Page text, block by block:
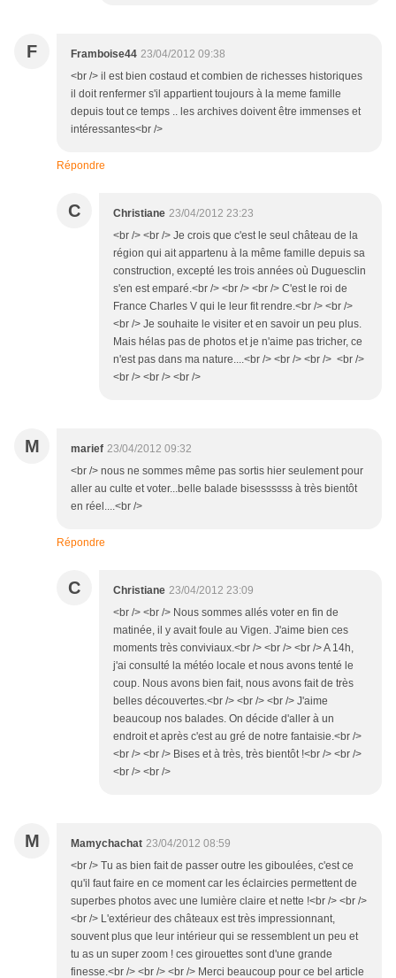
F Framboise44 23/04/2012 09:38
<br /> il est bien costaud et combien de richesses historiques
il doit renfermer s'il appartient toujours à la meme famille
depuis tout ce temps .. les archives doivent être immenses et
intéressantes<br />
Répondre
C Christiane 23/04/2012 23:23
<br /> <br /> Je crois que c'est le seul château de la
région qui ait appartenu à la même famille depuis sa
construction, excepté les trois années où Duguesclin
s'en est emparé.<br /> <br /> <br /> C'est le roi de
France Charles V qui le leur fit rendre.<br /> <br />
<br /> Je souhaite le visiter et en savoir un peu plus.
Mais hélas pas de photos et je n'aime pas tricher, ce
n'est pas dans ma nature....<br /> <br /> <br /> <br />
<br /> <br /> <br />
M marief 23/04/2012 09:32
<br /> nous ne sommes même pas sortis hier seulement pour
aller au culte et voter...belle balade bisessssss à très bientôt
en réel....<br />
Répondre
C Christiane 23/04/2012 23:09
<br /> <br /> Nous sommes allés voter en fin de
matinée, il y avait foule au Vigen. J'aime bien ces
moments très conviviaux.<br /> <br /> <br /> A 14h,
j'ai consulté la météo locale et nous avons tenté le
coup. Nous avons bien fait, nous avons fait de très
belles découvertes.<br /> <br /> <br /> J'aime
beaucoup nos balades. On décide d'aller à un
endroit et après c'est au gré de notre fantaisie.<br />
<br /> <br /> Bises et à très, très bientôt !<br /> <br />
<br /> <br />
M Mamychachat 23/04/2012 08:59
<br /> Tu as bien fait de passer outre les giboulées, c'est ce
qu'il faut faire en ce moment car les éclaircies permettent de
superbes photos avec une lumière claire et nette !<br /> <br />
<br /> L'extérieur des châteaux est très impressionnant,
souvent plus que leur intérieur qui se ressemblent un peu et
tu as un super zoom ! ces girouettes sont d'une grande
finesse.<br /> <br /> <br /> Merci beaucoup pour ce bel article